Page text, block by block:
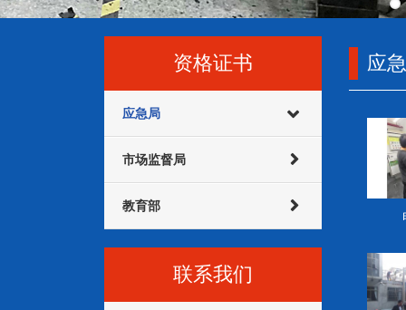
资格证书
应急局
市场监督局
教育部
联系我们
应